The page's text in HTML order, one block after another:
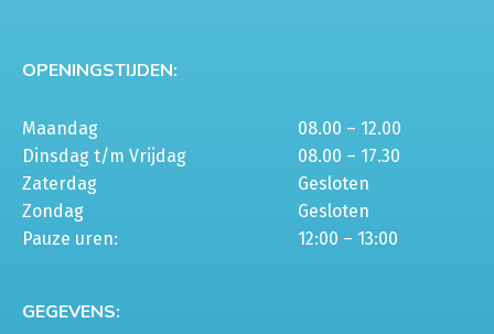
OPENINGSTIJDEN:
Maandag
08.00 – 12.00
Dinsdag t/m Vrijdag
08.00 – 17.30
Zaterdag
Gesloten
Zondag
Gesloten
Pauze uren:
12:00 – 13:00
GEGEVENS: